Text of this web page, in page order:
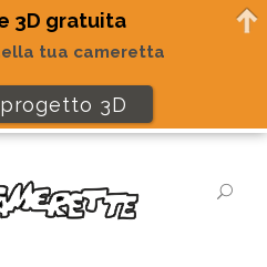
3D gratuita
tua cameretta
3D